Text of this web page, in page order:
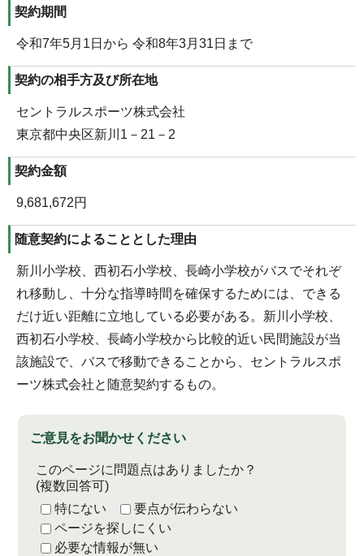
契約期間
令和7年5月1日から 令和8年3月31日まで
契約の相手方及び所在地
セントラルスポーツ株式会社
東京都中央区新川1－21－2
契約金額
9,681,672円
随意契約によることとした理由
新川小学校、西初石小学校、長崎小学校がバスでそれぞ
れ移動し、十分な指導時間を確保するためには、できる
だけ近い距離に立地している必要がある。新川小学校、
西初石小学校、長崎小学校から比較的近い民間施設が当
該施設で、バスで移動できることから、セントラルスポ
ーツ株式会社と随意契約するもの。
ご意見をお聞かせください
このページに問題点はありましたか？
(複数回答可)
特にない
要点が伝わらない
ページを探しにくい
必要な情報が無い